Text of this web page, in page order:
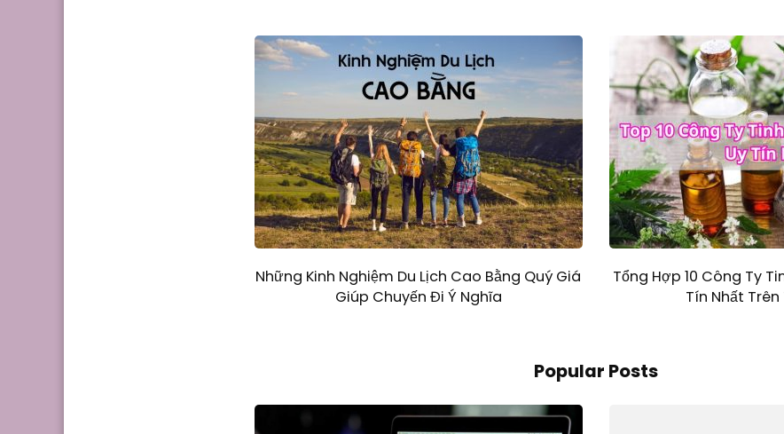
Những Kinh Nghiệm Du Lịch Cao Bằng Quý Giá
Giúp Chuyến Đi Ý Nghĩa
Tổng Hợp 10 Công Ty
Tín Nhất
Popular Posts